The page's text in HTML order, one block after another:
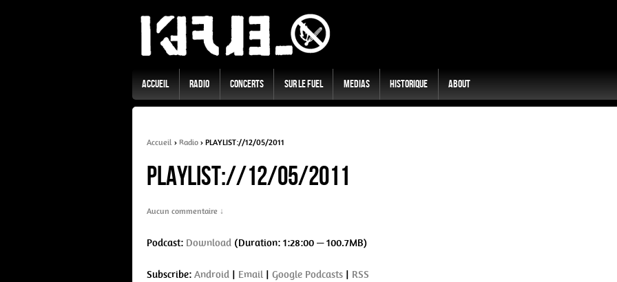
Accueil Radio Concerts Sur Le Fuel Medias Historique About
Accueil › Radio › PLAYLIST://12/05/2011
PLAYLIST://12/05/2011
Aucun commentaire ↓
Podcast: Download (Duration: 1:28:00 — 100.7MB)
Subscribe: Android Email Google Podcasts RSS